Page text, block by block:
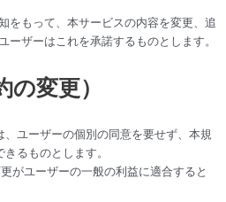
をもって、本サービスの内容を変更、追
ーザーはこれを承諾するものとします。
変更）
、ユーザーの個別の同意を要せず、本規
るものとします。
がユーザーの一般の利益に適合すると